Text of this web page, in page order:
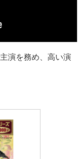
演を務め、高い演